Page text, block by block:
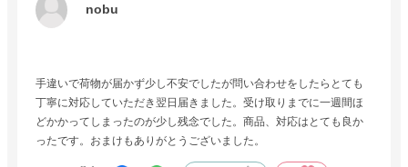
nobu
手違いで荷物が届かず少し不安でしたが問い合わせをしたらとても
丁寧に対応していただき翌日届きました。受け取りまでに一週間ほ
どかかってしまったのが少し残念でした。商品、対応はとても良か
ったです。おまけもありがとうございました。